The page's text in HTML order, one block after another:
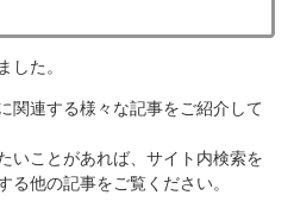
した。
関連する様々な記事をご紹介して
いことがあれば、サイト内検索を
る他の記事をご覧ください。